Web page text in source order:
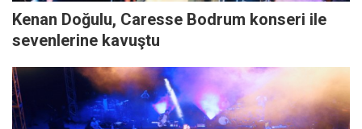
Kenan Doğulu, Caresse Bodrum konseri ile
sevenlerine kavuştu